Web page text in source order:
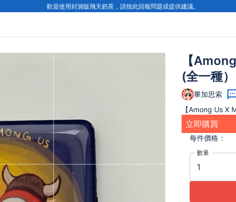
歡迎使用封測版飛天奶茶，請按此回報問題或提供建議。
【
(全一種）
畢加思索
【Among Us X
立即購買
每件價格：
數量